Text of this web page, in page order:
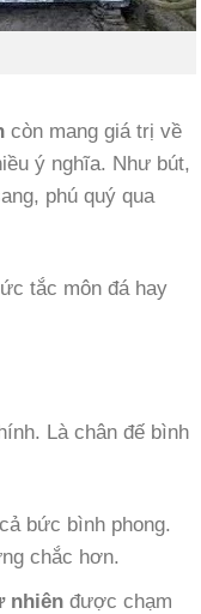
còn mang giá trị về
ý nghĩa. Như bút,
phú quý qua
tắc môn đá hay
Là chân đế bình
bức bình phong.
chắc hơn.
nhiên được chạm